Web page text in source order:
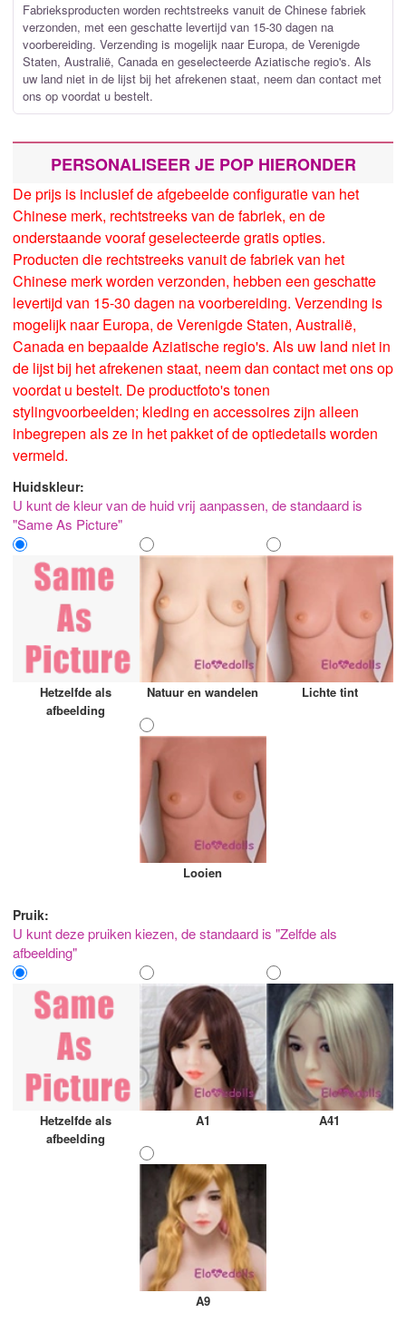
Fabrieksproducten worden rechtstreeks vanuit de Chinese fabriek
verzonden, met een geschatte levertijd van 15-30 dagen na
voorbereiding. Verzending is mogelijk naar Europa, de Verenigde
Staten, Australië, Canada en geselecteerde Aziatische regio's. Als
uw land niet in de lijst bij het afrekenen staat, neem dan contact met
ons op voordat u bestelt.
PERSONALISEER JE POP HIERONDER
De prijs is inclusief de afgebeelde configuratie van het
Chinese merk, rechtstreeks van de fabriek, en de
onderstaande vooraf geselecteerde gratis opties.
Producten die rechtstreeks vanuit de fabriek van het
Chinese merk worden verzonden, hebben een geschatte
levertijd van 15-30 dagen na voorbereiding. Verzending is
mogelijk naar Europa, de Verenigde Staten, Australië,
Canada en bepaalde Aziatische regio's. Als uw land niet in
de lijst bij het afrekenen staat, neem dan contact met ons op
voordat u bestelt. De productfoto's tonen
stylingvoorbeelden; kleding en accessoires zijn alleen
inbegrepen als ze in het pakket of de optiedetails worden
vermeld.
Huidskleur:
U kunt de kleur van de huid vrij aanpassen, de standaard is
"Same As Picture"
Hetzelfde als
afbeelding
Natuur en wandelen Lichte tint
Looien
Pruik:
U kunt deze pruiken kiezen, de standaard is "Zelfde als
afbeelding"
Hetzelfde als
afbeelding
A1 A41
A9